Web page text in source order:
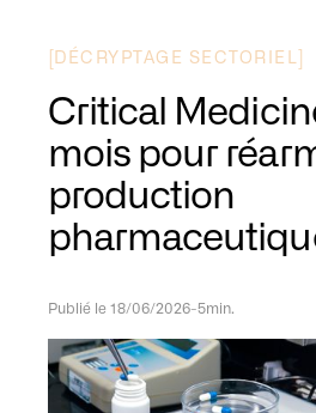
DÉCRYPTAGE SECTORIEL
Critical
mois pour
production
Publié le 18/06/2026-5min.